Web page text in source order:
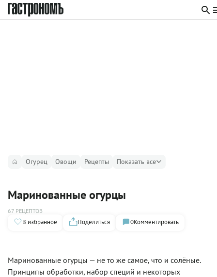
Огурец Овощи Рецепты Показать все
Маринованные огурцы
67 РЕЦЕПТОВ
В избранное Поделиться 0Комментировать
Маринованные огурцы — не то же самое, что и солёные.
Принципы обработки, набор специй и некоторых